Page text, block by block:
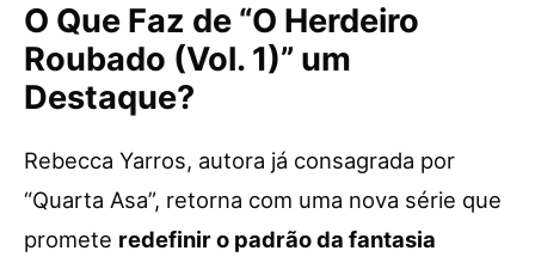
O Que Faz de “O Herdeiro
Roubado (Vol. 1)” um
Destaque?
Rebecca Yarros, autora já consagrada por
“Quarta Asa”, retorna com uma nova série que
promete redefinir o padrão da fantasia